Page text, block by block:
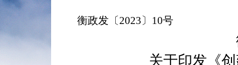
衡政发〔2023〕10号
关于印发《